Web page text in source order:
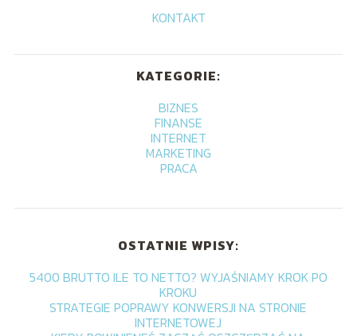
KONTAKT
KATEGORIE:
BIZNES
FINANSE
INTERNET
MARKETING
PRACA
OSTATNIE WPISY:
5400 BRUTTO ILE TO NETTO? WYJAŚNIAMY KROK PO
KROKU
STRATEGIE POPRAWY KONWERSJI NA STRONIE
INTERNETOWEJ